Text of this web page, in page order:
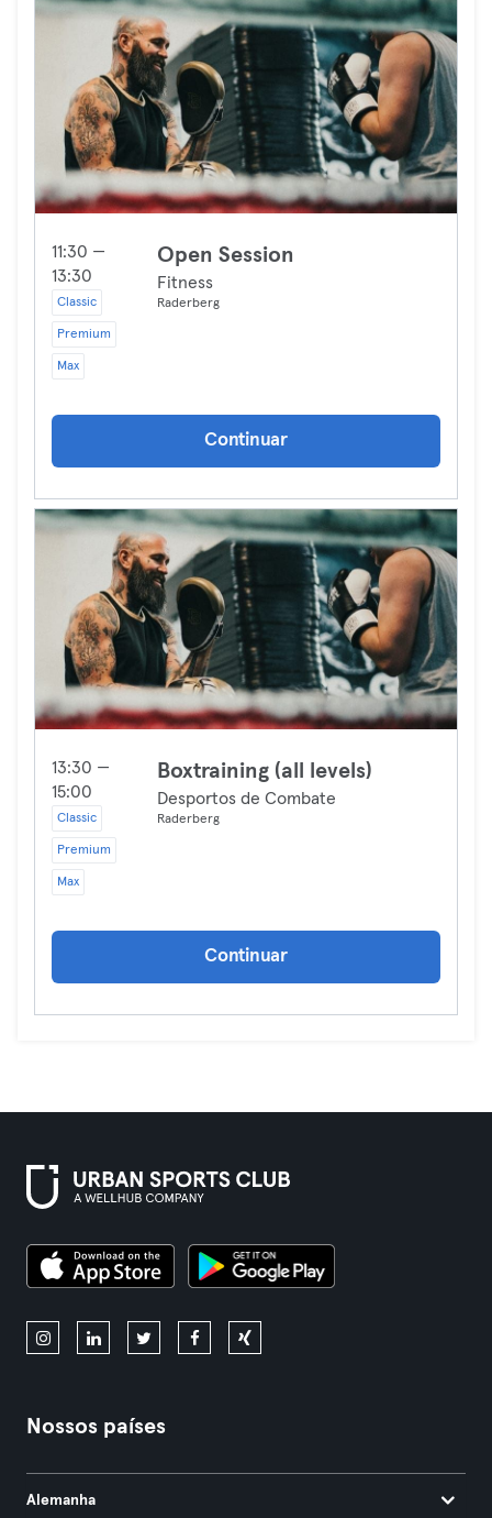
11:30 —
13:30
Classic
Premium
Max
Open Session
Fitness
Raderberg
Continuar
13:30 —
15:00
Classic
Premium
Max
Boxtraining (all levels)
Desportos de Combate
Raderberg
Continuar
Nossos países
Alemanha